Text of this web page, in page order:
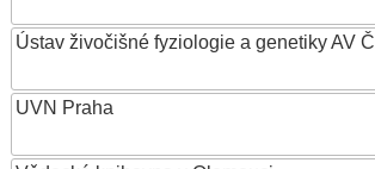
Ústav živočišné fyziologie a genetiky AV
UVN Praha